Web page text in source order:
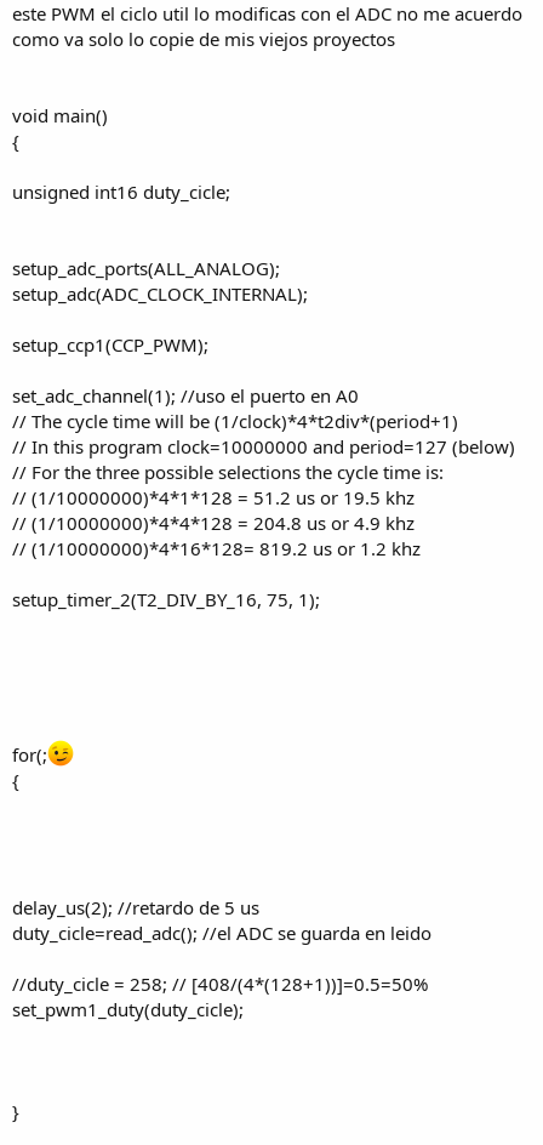
este PWM el ciclo util lo modificas con el ADC no me acuerdo
como va solo lo copie de mis viejos proyectos
void main()
{
unsigned int16 duty_cicle;
setup_adc_ports(ALL_ANALOG);
setup_adc(ADC_CLOCK_INTERNAL);
setup_ccp1(CCP_PWM);
set_adc_channel(1); //uso el puerto en A0
// The cycle time will be (1/clock)*4*t2div*(period+1)
// In this program clock=10000000 and period=127 (below)
// For the three possible selections the cycle time is:
// (1/10000000)*4*1*128 = 51.2 us or 19.5 khz
// (1/10000000)*4*4*128 = 204.8 us or 4.9 khz
// (1/10000000)*4*16*128= 819.2 us or 1.2 khz
setup_timer_2(T2_DIV_BY_16, 75, 1);
for(;
{
delay_us(2); //retardo de 5 us
duty_cicle=read_adc(); //el ADC se guarda en leido
//duty_cicle = 258; // [408/(4*(128+1))]=0.5=50%
set_pwm1_duty(duty_cicle);
}